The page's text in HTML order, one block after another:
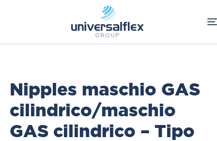
Connessioni Oleodinamiche
Nipples maschio GAS
cilindrico/maschio
GAS cilindrico – Tipo